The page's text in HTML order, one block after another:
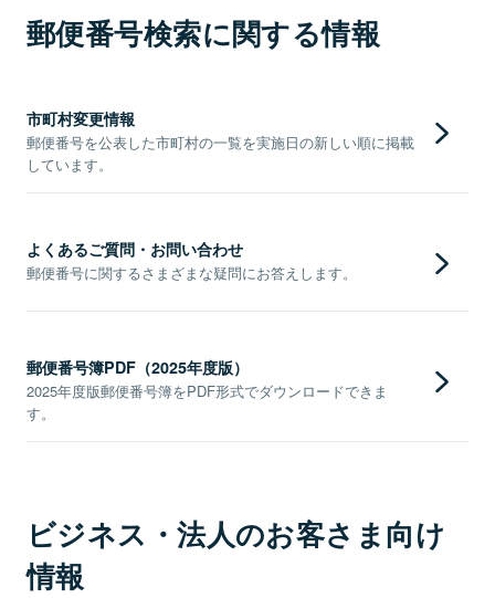
郵便番号検索に関する情報
市町村変更情報
郵便番号を公表した市町村の一覧を実施日の新しい順に掲載
しています。
よくあるご質問・お問い合わせ
郵便番号に関するさまざまな疑問にお答えします。
郵便番号簿PDF（2025年度版）
2025年度版郵便番号簿をPDF形式でダウンロードできま
す。
ビジネス・法人のお客さま向け
情報